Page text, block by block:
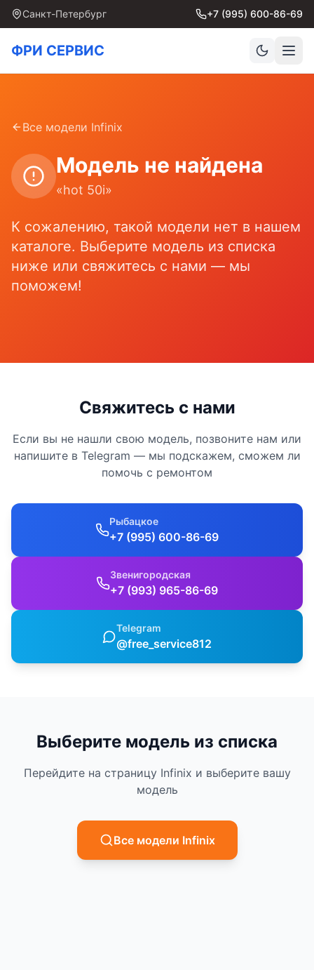
Санкт-Петербург +7 (995) 600-86-69
ФРИ СЕРВИС
Все модели Infinix
Модель не найдена
«hot 50i»
К сожалению, такой модели нет в нашем
каталоге. Выберите модель из списка
ниже или свяжитесь с нами — мы
поможем!
Свяжитесь с нами
Если вы не нашли свою модель, позвоните нам или
напишите в Telegram — мы подскажем, сможем ли
помочь с ремонтом
Рыбацкое
+7 (995) 600-86-69
Звенигородская
+7 (993) 965-86-69
Telegram
@free_service812
Выберите модель из списка
Перейдите на страницу Infinix и выберите вашу
модель
Все модели Infinix